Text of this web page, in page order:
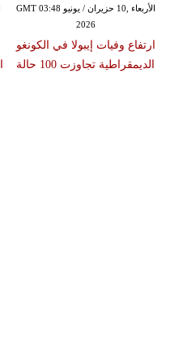
الأربعاء ,10 حزيران / يونيو GMT 03:48
2026
ارتفاع وفيات إيبولا في الكونغو
الديمقراطية تجاوزت 100 حالة